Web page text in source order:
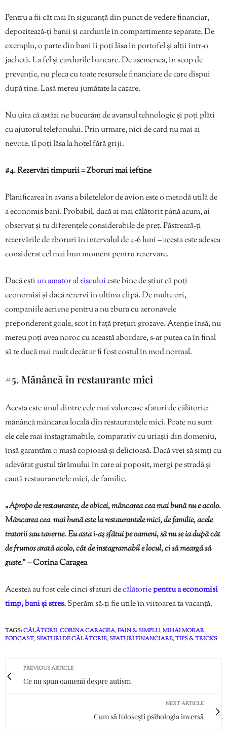
Pentru a fii cât mai în siguranță din punct de vedere financiar,
depozitează-ți banii și cardurile în compartimente separate. De
exemplu, o parte din bani îi poți lăsa în portofel și alții într-o
jachetă. La fel și cardurile bancare. De asemenea, în scop de
prevenție, nu pleca cu toate resursele financiare de care dispui
după tine. Lasă mereu jumătate la cazare.
Nu uita că astăzi ne bucurăm de avansul tehnologic și poți plăti
cu ajutorul telefonului. Prin urmare, nici de card nu mai ai
nevoie, îl poți lăsa la hotel fără griji.
#4. Rezervări timpurii = Zboruri mai ieftine
Planificarea în avans a biletelelor de avion este o metodă utilă de
a economis bani. Probabil, dacă ai mai călătorit până acum, ai
observat și tu diferențele considerabile de preț. Păstrează-ți
rezervările de zboruri în intervalul de 4-6 luni – acesta este adesea
considerat cel mai bun moment pentru rezervare.
Dacă eștiun amator al risculuieste bine de știut că poți
economisi și dacă rezervi în ultima clipă. De multe ori,
companiile aeriene pentru a nu zbura cu aeronavele
preponderent goale, scot în față prețuri grozave. Atenție însă, nu
mereu poți avea noroc cu această abordare, s-ar putea ca în final
să te ducă mai mult decât ar fi fost costul în mod normal.
#5. Mănâncă în restaurante mici
Acesta este unul dintre cele mai valoroase sfaturi de călătorie:
mănâncă mâncarea locală din restaurantele mici. Poate nu sunt
ele cele mai instagramabile, comparativ cu uriașii din domeniu,
însă garantăm o masă copioasă și delicioasă. Dacă vrei să simți cu
adevărat gustul tărâmului în care ai poposit, mergi pe stradă și
caută restauranetele mici, de familie.
„Apropo de restaurante, de obicei, mâncarea cea mai bună nu e acolo.
Mâncarea cea mai bună este la restaurantele mici, de familie, acele
tratorii sau taverne. Eu asta i-aș sfătui pe oameni, să nu se ia după cât
de frumos arată acolo, cât de instagramabil e locul, ci să meargă să
guste.” –Corina Caragea
Acestea au fost cele cinci sfaturi decălătoriepentru a economisi
timp, bani și stres.Sperăm să-ți fie utile în viitoarea ta vacanță.
TAGS:CĂLĂTORII,CORINA CARAGEA,FAIN & SIMPLU,MIHAI MORAR,
PODCAST,SFATURI DE CĂLĂTORIE,SFATURI FINANCIARE,TIPS & TRICKS
PREVIOUS ARTICLE
Ce nu spun oamenii despre autism
NEXT ARTICLE
Cum să folosești psihologia inversă